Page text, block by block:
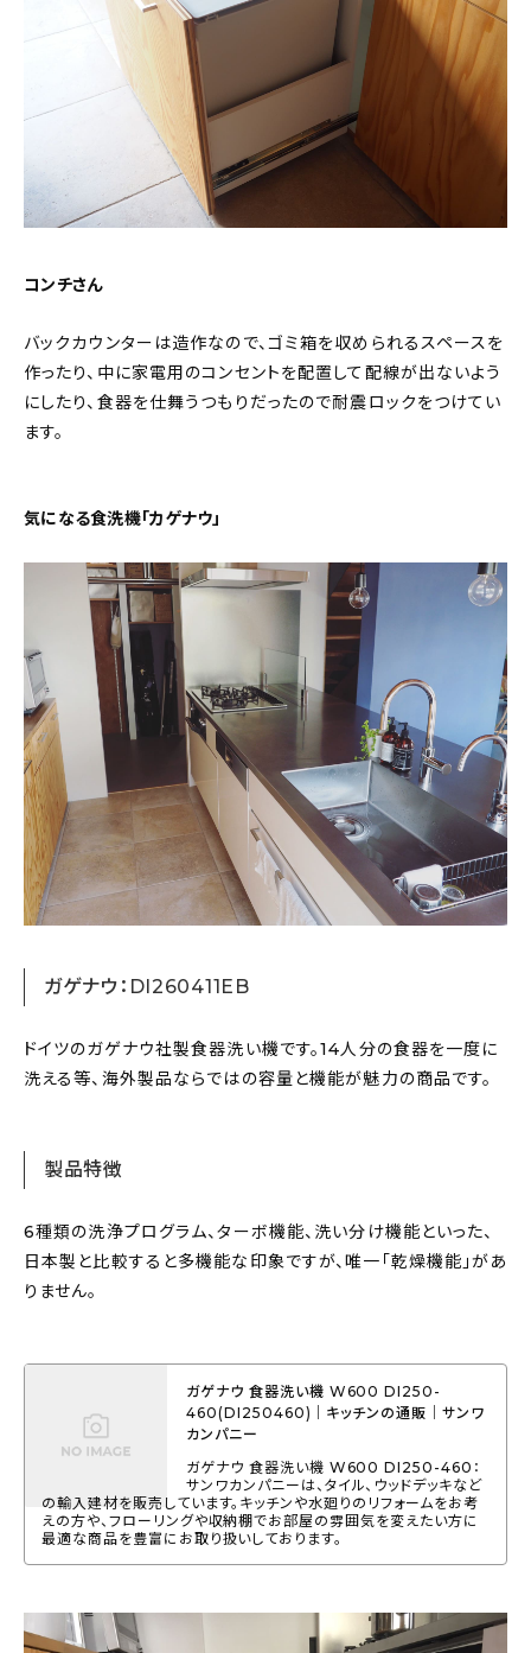
コンチさん
バックカウンターは造作なので、ゴミ箱を収められるスペースを
作ったり、中に家電用のコンセントを配置して配線が出ないよう
にしたり、食器を仕舞うつもりだったので耐震ロックをつけてい
ます。
気になる食洗機「カゲナウ」
ガゲナウ：DI260411EB
ドイツのガゲナウ社製食器洗い機です。14人分の食器を一度に
洗える等、海外製品ならではの容量と機能が魅力の商品です。
製品特徴
6種類の洗浄プログラム、ターボ機能、洗い分け機能といった、
日本製と比較すると多機能な印象ですが、唯一「乾燥機能」があ
りません。
ガゲナウ 食器洗い機 W600 DI250-
460(DI250460)｜キッチンの通販｜サンワ
カンパニー
ガゲナウ 食器洗い機 W600 DI250-460：
サンワカンパニーは、タイル、ウッドデッキなど
の輸入建材を販売しています。キッチンや水廻りのリフォームをお考
えの方や、フローリングや収納棚でお部屋の雰囲気を変えたい方に
最適な商品を豊富にお取り扱いしております。